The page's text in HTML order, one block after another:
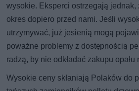
wysokie. Eksperci ostrzegają
okres dopiero przed nami. Jeśli
utrzymywać, już jesienią mogą
poważne problemy z dostępnością
radzą, by nie odkładać zakupu
Wysokie ceny skłaniają Polaków do